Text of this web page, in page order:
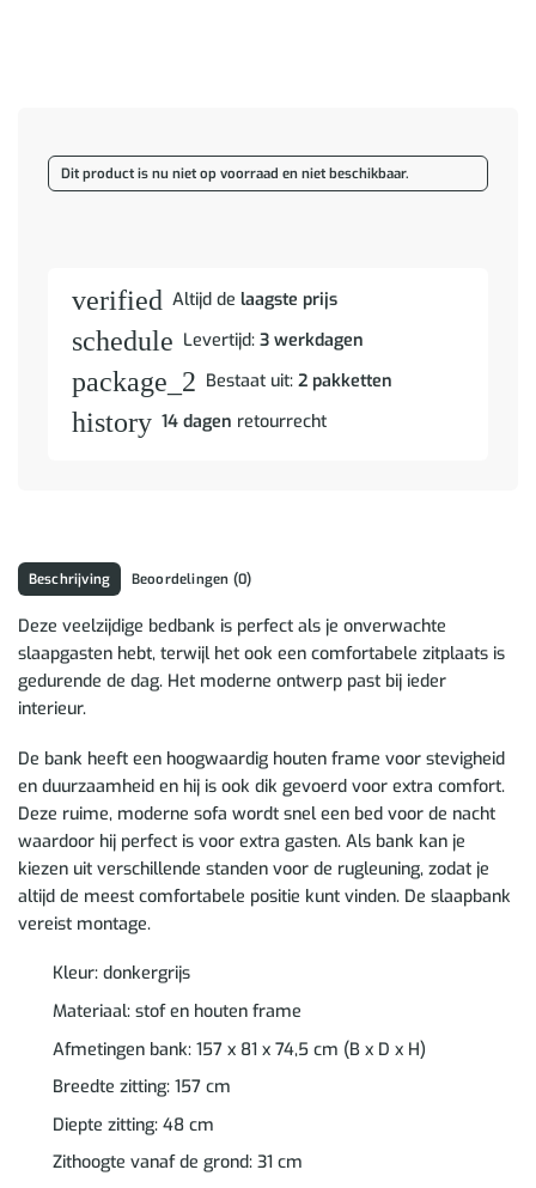
Dit product is nu niet op voorraad en niet beschikbaar.
verified Altijd de laagste prijs
schedule Levertijd: 3 werkdagen
package_2 Bestaat uit: 2 pakketten
history 14 dagen retourrecht
Beschrijving Beoordelingen (0)
Deze veelzijdige bedbank is perfect als je onverwachte
slaapgasten hebt, terwijl het ook een comfortabele zitplaats is
gedurende de dag. Het moderne ontwerp past bij ieder
interieur.
De bank heeft een hoogwaardig houten frame voor stevigheid
en duurzaamheid en hij is ook dik gevoerd voor extra comfort.
Deze ruime, moderne sofa wordt snel een bed voor de nacht
waardoor hij perfect is voor extra gasten. Als bank kan je
kiezen uit verschillende standen voor de rugleuning, zodat je
altijd de meest comfortabele positie kunt vinden. De slaapbank
vereist montage.
Kleur: donkergrijs
Materiaal: stof en houten frame
Afmetingen bank: 157 x 81 x 74,5 cm (B x D x H)
Breedte zitting: 157 cm
Diepte zitting: 48 cm
Zithoogte vanaf de grond: 31 cm